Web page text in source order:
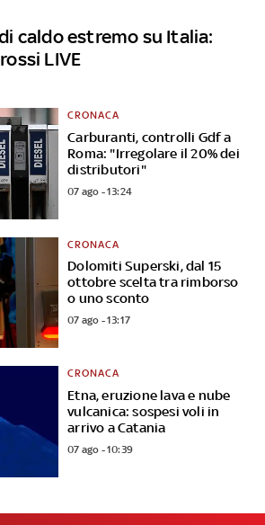
caldo estremo su Italia:
LIVE
Carburanti, controlli Gdf a
Roma: "Irregolare il 20% dei
distributori"
CRONACA
07 ago - 13:24
Dolomiti Superski, dal 15
ottobre scelta tra rimborso
o uno sconto
CRONACA
07 ago - 13:17
Etna, eruzione lava e nube
vulcanica: sospesi voli in
arrivo a Catania
CRONACA
07 ago - 10:39